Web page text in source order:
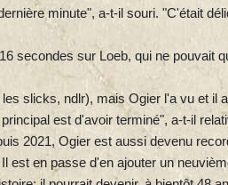
minute", a-t-il souri. "C'était
secondes sur Loeb, qui ne pouvait
slicks, ndlr), mais Ogier l'a vu et il
est d'avoir terminé", a-t-il
2021, Ogier est aussi devenu
est en passe d'en ajouter un